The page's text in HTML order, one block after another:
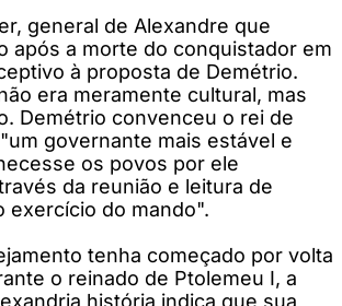
general de Alexandre que
após a morte do conquistador em
à proposta de Demétrio.
era meramente cultural, mas
Demétrio convenceu o rei de
governante mais estável e
os povos por ele
da reunião e leitura de
exercício do mando".
tenha começado por volta
o reinado de Ptolemeu I, a
história indica que sua